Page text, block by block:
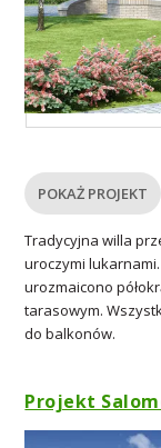
POKAŻ PROJEKT
Tradycyjna willa
uroczymi
urozmaicono
tarasowym.
do balkonów.
Projekt